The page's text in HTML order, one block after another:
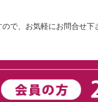
で、お気軽にお問合せ下